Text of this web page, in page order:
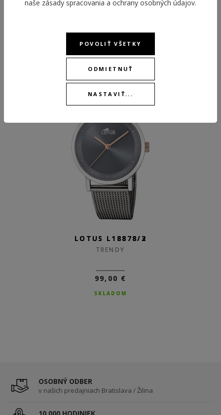
ODPORÚČANÉ PRODUKTY
NEW
LOTUS L18878/3
TRENDY
99,00 €
SKLADOM
NEW
LOTUS L18878/2
TRENDY
99,00 €
SKLADOM
OSOBNÝ ODBER
v našich predajniach Bratislava / Žilina
naše zásady spracovania a ochrany osobných údajov.
POVOLIŤ VŠETKY
ODMIETNUŤ
NASTAVIŤ...